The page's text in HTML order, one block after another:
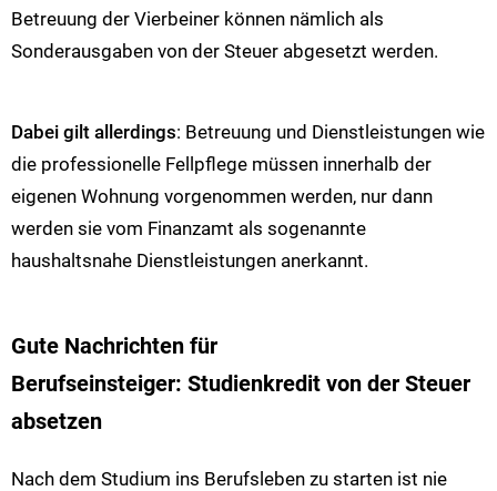
Betreuung der Vierbeiner können nämlich als
Sonderausgaben von der Steuer abgesetzt werden.
Dabei gilt allerdings: Betreuung und Dienstleistungen wie
die professionelle Fellpflege müssen innerhalb der
eigenen Wohnung vorgenommen werden, nur dann
werden sie vom Finanzamt als sogenannte
haushaltsnahe Dienstleistungen anerkannt.
Gute Nachrichten für
Berufseinsteiger: Studienkredit von der Steuer
absetzen
Nach dem Studium ins Berufsleben zu starten ist nie